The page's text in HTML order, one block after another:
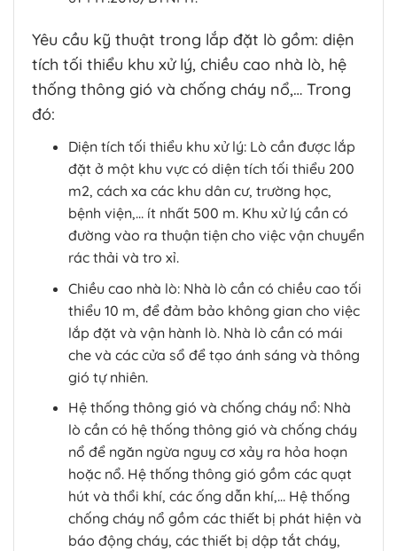
Yêu cầu kỹ thuật trong lắp đặt lò gồm: diện
tích tối thiểu khu xử lý, chiều cao nhà lò, hệ
thống thông gió và chống cháy nổ,… Trong
đó:
Diện tích tối thiểu khu xử lý: Lò cần được lắp
đặt ở một khu vực có diện tích tối thiểu 200
m2, cách xa các khu dân cư, trường học,
bệnh viện,… ít nhất 500 m. Khu xử lý cần có
đường vào ra thuận tiện cho việc vận chuyển
rác thải và tro xỉ.
Chiều cao nhà lò: Nhà lò cần có chiều cao tối
thiểu 10 m, để đảm bảo không gian cho việc
lắp đặt và vận hành lò. Nhà lò cần có mái
che và các cửa sổ để tạo ánh sáng và thông
gió tự nhiên.
Hệ thống thông gió và chống cháy nổ: Nhà
lò cần có hệ thống thông gió và chống cháy
nổ để ngăn ngừa nguy cơ xảy ra hỏa hoạn
hoặc nổ. Hệ thống thông gió gồm các quạt
hút và thổi khí, các ống dẫn khí,… Hệ thống
chống cháy nổ gồm các thiết bị phát hiện và
báo động cháy, các thiết bị dập tắt cháy,